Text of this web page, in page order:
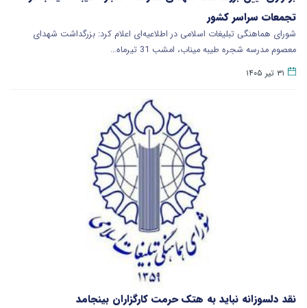
تجمعات سراسر کشور
شورای هماهنگی تبلیغات اسلامی در اطلاعیه‌ای اعلام کرد: بزرگداشت شهدای
معصوم مدرسه شجره طیبه میناب، امشب 31 تیرماه…
۳۱ تیر ۱۴۰۵
نقد دلسوزانه نباید به هتک حرمت کارگزاران بینجامد